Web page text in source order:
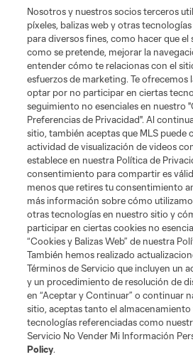
Club
Tickets
News
MLSSOCCER.COM
Terminos de servicio
Politica de privacidad
Do Not Sell or Share My Personal Information
©2026 MLS. The Major League Soccer and
registered trademarks of Major League
and logos of MLS teams are registered and/
MLS or are used with the permission of their
is forbidden.
Nosotros y nuestros socios terceros
píxeles, balizas web y otras
para diversos fines, como hacer que
como se pretende, mejorar la
entender cómo te relacionas con el
esfuerzos de marketing. Te ofrecemos
optar por no participar en ciertas
seguimiento no esenciales en nuestro
Preferencias de Privacidad". Al
sitio, también aceptas que MLS puede
actividad de visualización de videos
establece en nuestra Política de
consentimiento para compartir es
menos que retires tu consentimiento
más información sobre cómo
otras tecnologías en nuestro sitio y
participar en ciertas cookies no
“Cookies y Balizas Web” de nuestra
También hemos realizado
Términos de Servicio que incluyen un
y un procedimiento de resolución de
en “Aceptar y Continuar” o continuar
sitio, aceptas tanto el almacenamiento
tecnologías referenciadas como
Servicio No Vender Mi Información
Policy.